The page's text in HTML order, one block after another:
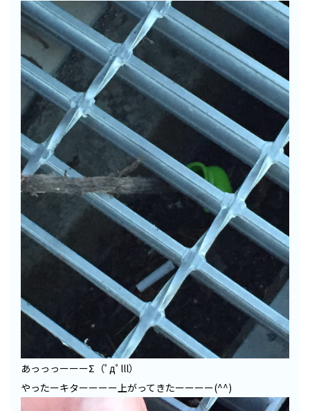
あっっっーーーΣ（ﾟдﾟlll）
やったーキターーーー上がってきたーーーー(^^)